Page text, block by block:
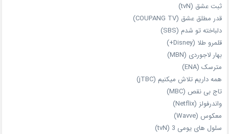
ثبت عشق (tvN)
قدر مطلق عشق (COUPANG TV)
دلباخته تو شدم (SBS)
قلمرو طلا (Disney+)
بهار لاجوردی (MBN)
مترسک (ENA)
همه داریم تلاش میکنیم (jTBC)
تاج بی‌ نقص (MBC)
واندرفولز (Netflix)
معکوس (Wavve)
سلول های یومی 3 (tvN)